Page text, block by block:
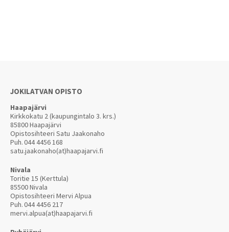
JOKILATVAN OPISTO
Haapajärvi
Kirkkokatu 2 (kaupungintalo 3. krs.)
85800 Haapajärvi
Opistosihteeri Satu Jaakonaho
Puh.044 4456 168
satu.jaakonaho(at)haapajarvi.fi
Nivala
Toritie 15 (Kerttula)
85500 Nivala
Opistosihteeri Mervi Alpua
Puh.044 4456 217
mervi.alpua(at)haapajarvi.fi